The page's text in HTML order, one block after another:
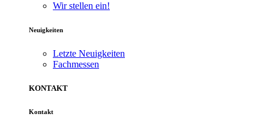
Wir stellen ein!
Neuigkeiten
Letzte Neuigkeiten
Fachmessen
KONTAKT
Kontakt